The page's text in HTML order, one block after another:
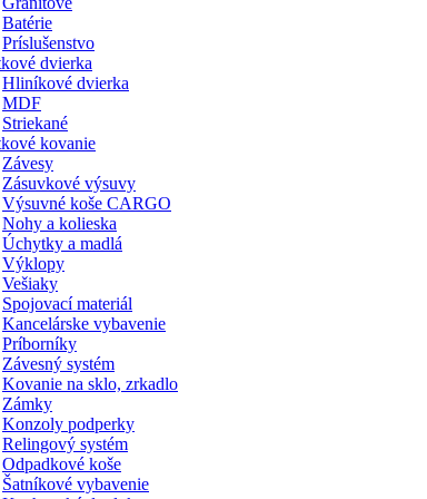
Batérie
Príslušenstvo
dvierka
Hliníkové dvierka
MDF
Striekané
kovanie
Závesy
Zásuvkové výsuvy
Výsuvné koše CARGO
Nohy a kolieska
Úchytky a madlá
Výklopy
Vešiaky
Spojovací materiál
Kancelárske vybavenie
Príborníky
Závesný systém
Kovanie na sklo, zrkadlo
Zámky
Konzoly podperky
Relingový systém
Odpadkové koše
Šatníkové vybavenie